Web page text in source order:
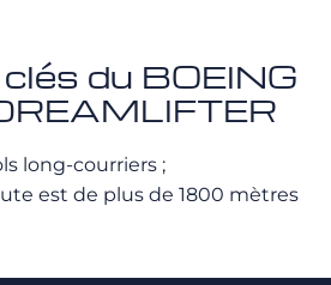
du BOEING
long-courriers ;
est de plus de 1800 mètres